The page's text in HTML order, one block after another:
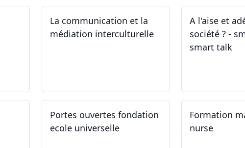
La communication et la
médiation interculturelle
A l'aise et
société ? -
smart talk
Portes ouvertes fondation
ecole universelle
Formation
nurse